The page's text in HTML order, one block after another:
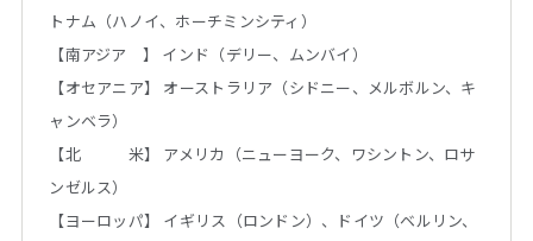
トナム（ハノイ、ホーチミンシティ）
【南アジア 】 インド（デリー、ムンバイ）
【オセアニア】 オーストラリア（シドニー、メルボルン、キ
ャンベラ）
【北 米】 アメリカ（ニューヨーク、ワシントン、ロサ
ンゼルス）
【ヨーロッパ】 イギリス（ロンドン）、ドイツ（ベルリン、